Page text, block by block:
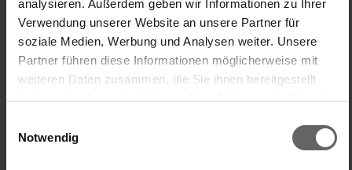
analysieren. Außerdem geben wir Informationen zu Ihrer
Verwendung unserer Website an unsere Partner für
soziale Medien, Werbung und Analysen weiter. Unsere
Partner führen diese Informationen möglicherweise mit
weiteren Daten zusammen, die Sie ihnen bereitgestellt
haben oder die sie im Rahmen Ihrer Nutzung der Dienste
Cookies, wenn Sie unsere Webseite weiterhin nutzen.
Notwendig
Basierend auf 5 Bewertungen
Sortieren Suchen:
Fragen